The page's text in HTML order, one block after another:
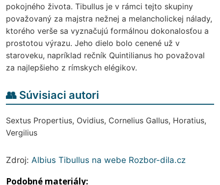
pokojného života. Tibullus je v rámci tejto skupiny
považovaný za majstra nežnej a melancholickej nálady,
ktorého verše sa vyznačujú formálnou dokonalosťou a
prostotou výrazu. Jeho dielo bolo cenené už v
staroveku, napríklad rečník Quintilianus ho považoval
za najlepšieho z rímskych elégikov.
👥 Súvisiaci autori
Sextus Propertius, Ovidius, Cornelius Gallus, Horatius,
Vergilius
Zdroj: Albius Tibullus na webe Rozbor-dila.cz
Podobné materiály: